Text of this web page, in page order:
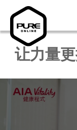
让力量